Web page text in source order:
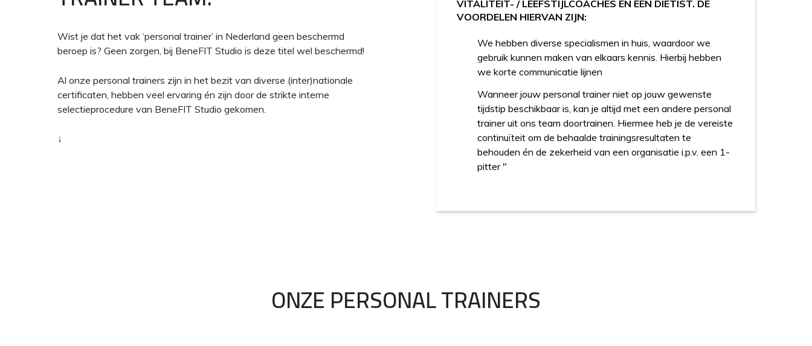
Wist je dat het vak ‘personal trainer’ in Nederland geen beschermd
beroep is? Geen zorgen, bij BeneFIT Studio is deze titel wel beschermd!
Al onze personal trainers zijn in het bezit van diverse (inter)nationale
certificaten, hebben veel ervaring én zijn door de strikte interne
selectieprocedure van BeneFIT Studio gekomen.
↓
VITALITEIT- / LEEFSTIJLCOACHES EN EEN DIËTIST. DE
VOORDELEN HIERVAN ZIJN:
We hebben diverse specialismen in huis, waardoor we
gebruik kunnen maken van elkaars kennis. Hierbij hebben
we korte communicatie lijnen
Wanneer jouw personal trainer niet op jouw gewenste
tijdstip beschikbaar is, kan je altijd met een andere personal
trainer uit ons team doortrainen. Hiermee heb je de vereiste
continuïteit om de behaalde trainingsresultaten te
behouden én de zekerheid van een organisatie i.p.v. een 1-
pitter "
ONZE PERSONAL TRAINERS